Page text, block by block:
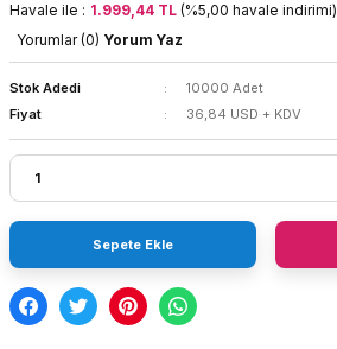
Havale ile : 1.999,44 TL (%5,00 havale indirimi)
Yorumlar (0) Yorum Yaz
Stok Adedi
10000 Adet
Fiyat
36,84 USD + KDV
Sepete Ekle